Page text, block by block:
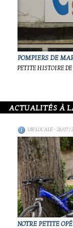
POMPIERS DE
PETITE HISTOIRE DE
ACTUALITÉS À
VIE LOCALE- 28/07/
NOTRE PETITE